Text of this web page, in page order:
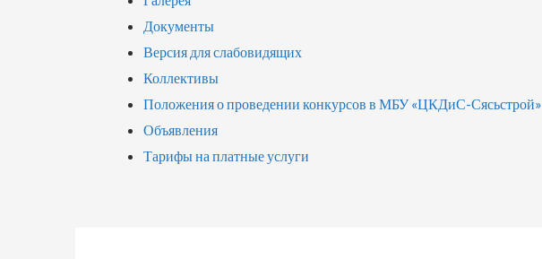
Документы
Версия для слабовидящих
Коллективы
Положения о проведении конкурсов в МБУ «ЦКДиС-Сясьстрой»
Объявления
Тарифы на платные услуги